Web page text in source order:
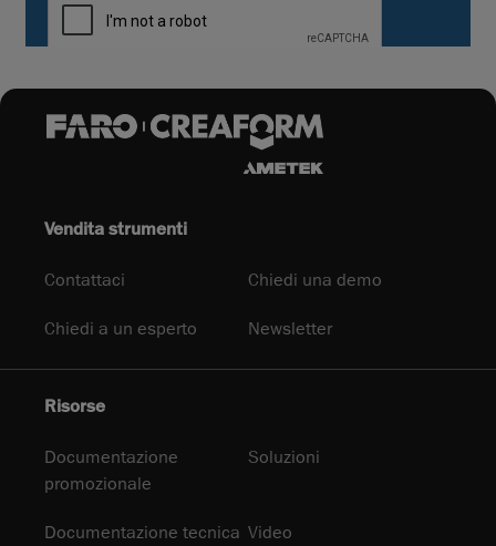
Vendita strumenti
Contattaci Chiedi una demo
Chiedi a un esperto Newsletter
Risorse
Documentazione
promozionale
Soluzioni
Documentazione tecnica Video